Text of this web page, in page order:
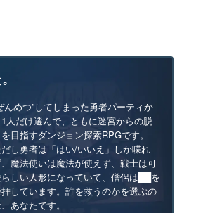
んめつ”してしまった勇者パーティか
1人だけ選んで、ともに迷宮からの脱
目指すダンジョン探索RPGです。
し勇者は「はい/いいえ」しか喋れ
魔法使いは魔法が使えず、戦士は可
しい人形になっていて、僧侶は██を
しています。誰を救うのかを選ぶの
あなたです。